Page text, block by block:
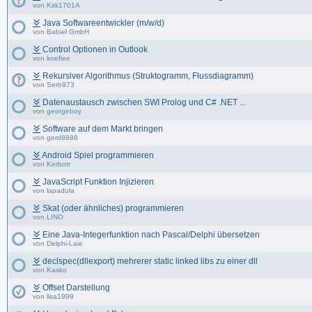
von Kirk1701A
Java Softwareentwickler (m/w/d)
von Babiel GmbH
Control Optionen in Outlook
von knefiee
Rekursiver Algorithmus (Struktogramm, Flussdiagramm)
von Serb973
Datenaustausch zwischen SWI Prolog und C# .NET ...
von georgeboy
Software auf dem Markt bringen
von gerd8888
Android Spiel programmieren
von Kerbotr
JavaScript Funktion Injizieren
von lapadula
Skat (oder ähnliches) programmieren
von LINO
Eine Java-Integerfunktion nach Pascal/Delphi übersetzen
von Delphi-Laie
declspec(dllexport) mehrerer static linked libs zu einer dll
von Kasko
Offset Darstellung
von lisa1999